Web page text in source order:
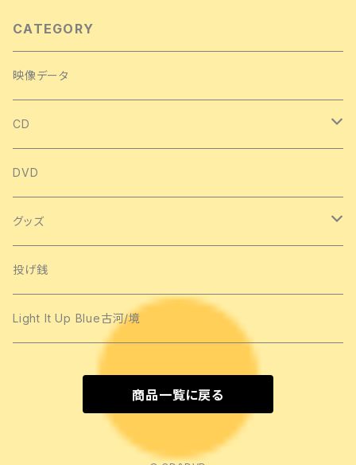
CATEGORY
映像データ
CD
シングル
アルバム
手作りCD
ライブCD
DVD
グッズ
Tシャツ
タオル類
投げ銭
Light It Up Blue古河/境
商品一覧に戻る